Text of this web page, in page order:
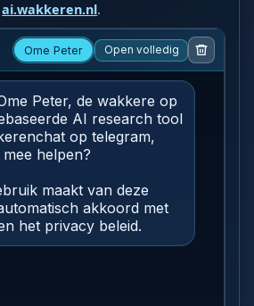
ai.wakkeren.nl.